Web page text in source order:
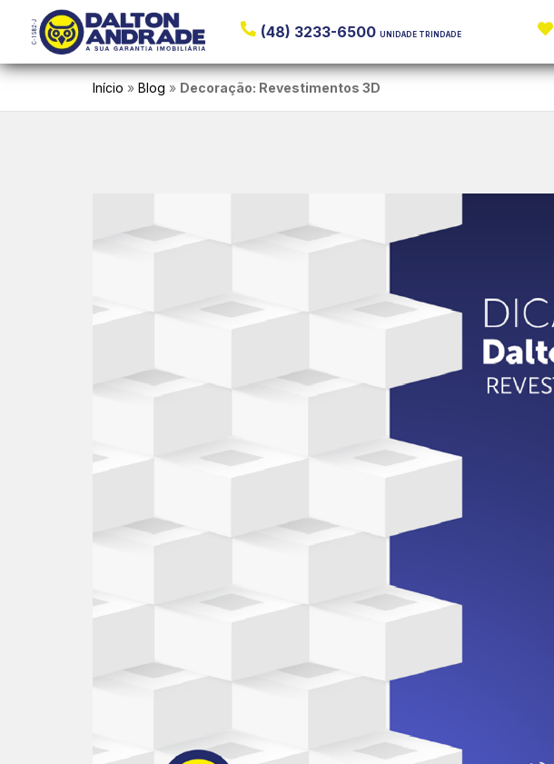
(48) 3224-5900 UNIDADE CENTRO
Início » Blog » Decoração: Revestimentos 3D